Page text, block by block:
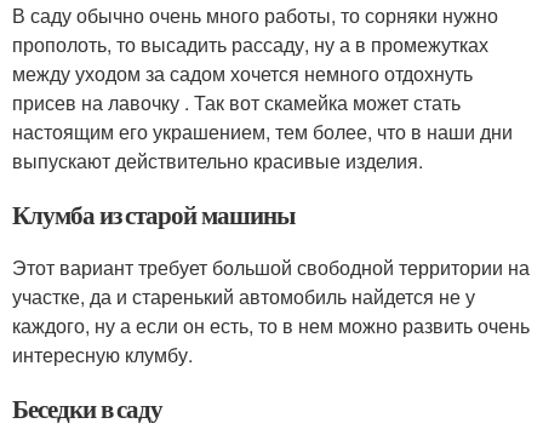
В саду обычно очень много работы, то сорняки нужно
прополоть, то высадить рассаду, ну а в промежутках
между уходом за садом хочется немного отдохнуть
присев на лавочку . Так вот скамейка может стать
настоящим его украшением, тем более, что в наши дни
выпускают действительно красивые изделия.
Клумба из старой машины
Этот вариант требует большой свободной территории на
участке, да и старенький автомобиль найдется не у
каждого, ну а если он есть, то в нем можно развить очень
интересную клумбу.
Беседки в саду